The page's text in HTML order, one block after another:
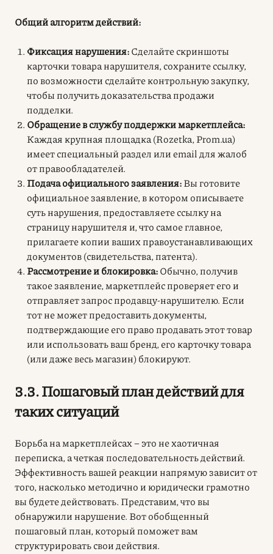
Общий алгоритм действий:
Фиксация нарушения:Сделайте скриншоты
карточки товара нарушителя, сохраните ссылку,
по возможности сделайте контрольную закупку,
чтобы получить доказательства продажи
подделки.
Обращение в службу поддержки маркетплейса:
Каждая крупная площадка (Rozetka, Prom.ua)
имеет специальный раздел или email для жалоб
от правообладателей.
Подача официального заявления:Вы готовите
официальное заявление, в котором описываете
суть нарушения, предоставляете ссылку на
страницу нарушителя и, что самое главное,
прилагаете копии ваших правоустанавливающих
документов (свидетельства, патента).
Рассмотрение и блокировка:Обычно, получив
такое заявление, маркетплейс проверяет его и
отправляет запрос продавцу-нарушителю. Если
тот не может предоставить документы,
подтверждающие его право продавать этот товар
или использовать ваш бренд, его карточку товара
(или даже весь магазин) блокируют.
3.3. Пошаговый план действий для
таких ситуаций
Борьба на маркетплейсах – это не хаотичная
переписка, а четкая последовательность действий.
Эффективность вашей реакции напрямую зависит от
того, насколько методично и юридически грамотно
вы будете действовать. Представим, что вы
обнаружили нарушение. Вот обобщенный
пошаговый план, который поможет вам
структурировать свои действия.